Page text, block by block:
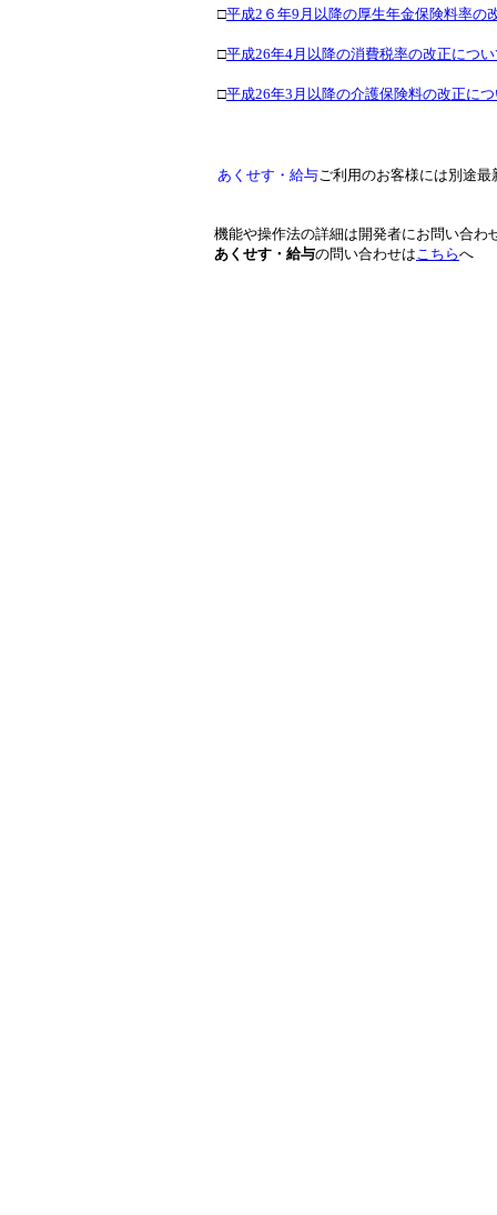
□平成2６年9月以降の厚生年金保険料率の
□平成26年4月以降の消費税率の改正につ
□平成26年3月以降の介護保険料の改正に
あくせす・給与ご利用のお客様には別途
機能や操作法の詳細は開発者にお問い合わ
あくせす・給与の問い合わせはこちらへ